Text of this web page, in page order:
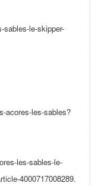
sables-le-skipper-
acores-les-sables?
les-sables-le-
4000717008289.